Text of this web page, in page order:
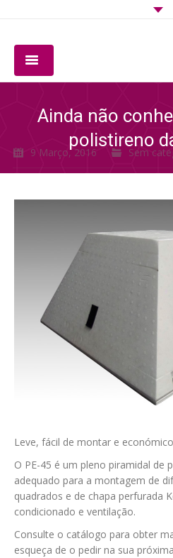
SOFTWARE
CONTACTO
Ainda não
polistireno
9 Março, 2016 Sem
Leve, fácil de montar e
O PE-45 é um pleno piramidal de
adequado para a montagem de
quadrados e de chapa perfurada
condicionado e ventilação.
Consulte o catálogo para obter
esqueça de o pedir na sua